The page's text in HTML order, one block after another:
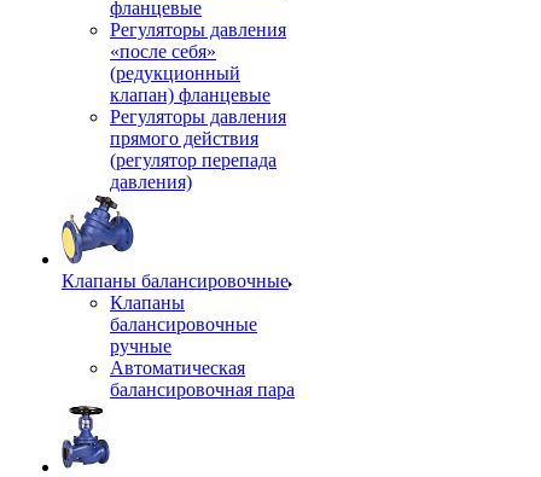
фланцевые
Регуляторы давления
«после себя»
(редукционный
клапан) фланцевые
Регуляторы давления
прямого действия
(регулятор перепада
давления)
Клапаны балансировочные
Клапаны
балансировочные
ручные
Автоматическая
балансировочная пара